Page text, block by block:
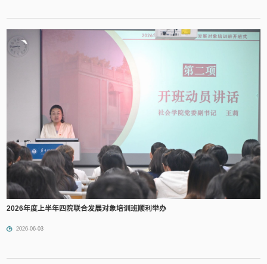
2026年度上半年四院联合发展对象培训班顺利举办
2026-06-03